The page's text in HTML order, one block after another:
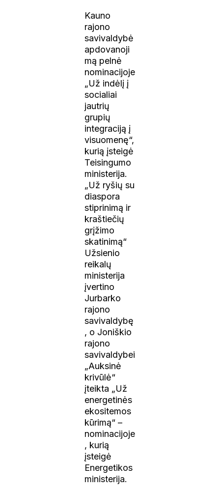
Kauno
rajono
savivaldybė
apdovanoji
mą pelnė
nominacijoje
„Už indėlį į
socialiai
jautrių
grupių
integraciją į
visuomenę“,
kurią įsteigė
Teisingumo
ministerija.
„Už ryšių su
diaspora
stiprinimą ir
kraštiečių
grįžimo
skatinimą“
Užsienio
reikalų
ministerija
įvertino
Jurbarko
rajono
savivaldybę
, o Joniškio
rajono
savivaldybei
„Auksinė
krivūlė“
įteikta „Už
energetinės
ekositemos
kūrimą“ –
nominacijoje
, kurią
įsteigė
Energetikos
ministerija.